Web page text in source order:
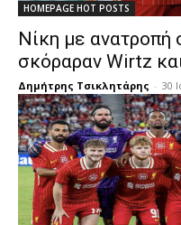
HOMEPAGE HOT POSTS
Νίκη με ανατροπή
σκόραραν Wirtz
Δημήτρης Τσικλητάρης - 30